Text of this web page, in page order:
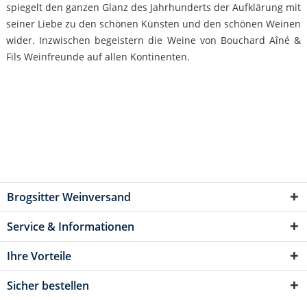
spiegelt den ganzen Glanz des Jahrhunderts der Aufklärung mit
seiner Liebe zu den schönen Künsten und den schönen Weinen
wider. Inzwischen begeistern die Weine von Bouchard Aîné &
Fils Weinfreunde auf allen Kontinenten.
Brogsitter Weinversand
Service & Informationen
Ihre Vorteile
Sicher bestellen